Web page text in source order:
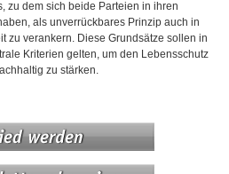
zu dem sich beide Parteien in ihren
als unverrückbares Prinzip auch in
zu verankern. Diese Grundsätze sollen in
Kriterien gelten, um den Lebensschutz
zu stärken.